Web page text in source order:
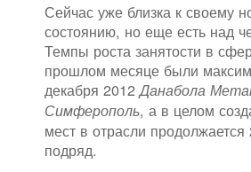
Сейчас уже близка к своему
состоянию, но еще есть над
Темпы роста занятости в
прошлом месяце были
декабря 2012Данабола
Симферополь, а в целом
мест в отрасли
подряд.